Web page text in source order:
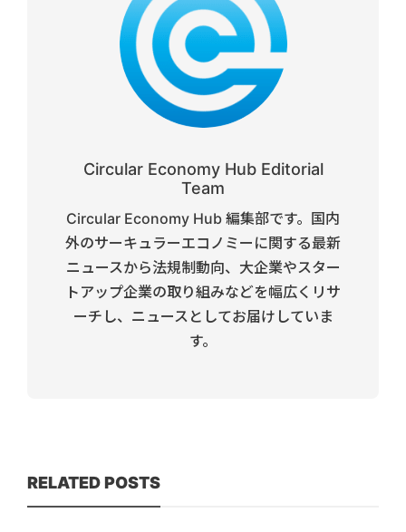
Circular Economy Hub Editorial
Team
Circular Economy Hub 編集部です。国内
外のサーキュラーエコノミーに関する最新
ニュースから法規制動向、大企業やスター
トアップ企業の取り組みなどを幅広くリサ
ーチし、ニュースとしてお届けしていま
す。
RELATED POSTS